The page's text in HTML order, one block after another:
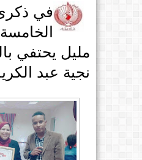
في
مليل يحتفي
نجية عبد